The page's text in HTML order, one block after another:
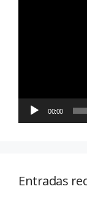
00:00
Entradas